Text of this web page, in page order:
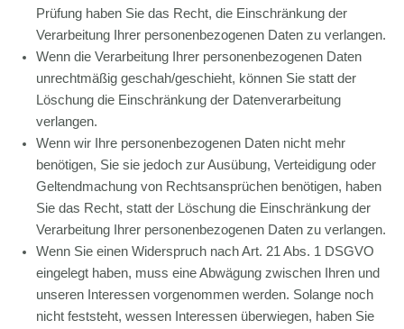
Prüfung haben Sie das Recht, die Einschränkung der
Verarbeitung Ihrer personenbezogenen Daten zu verlangen.
Wenn die Verarbeitung Ihrer personenbezogenen Daten
unrechtmäßig geschah/geschieht, können Sie statt der
Löschung die Einschränkung der Datenverarbeitung
verlangen.
Wenn wir Ihre personenbezogenen Daten nicht mehr
benötigen, Sie sie jedoch zur Ausübung, Verteidigung oder
Geltendmachung von Rechtsansprüchen benötigen, haben
Sie das Recht, statt der Löschung die Einschränkung der
Verarbeitung Ihrer personenbezogenen Daten zu verlangen.
Wenn Sie einen Widerspruch nach Art. 21 Abs. 1 DSGVO
eingelegt haben, muss eine Abwägung zwischen Ihren und
unseren Interessen vorgenommen werden. Solange noch
nicht feststeht, wessen Interessen überwiegen, haben Sie